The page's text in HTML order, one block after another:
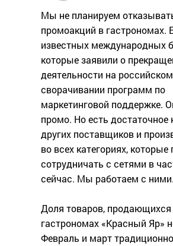
Мы не планируем
промоакций в гастрономах.
известных международных
которые заявили о
деятельности на
сворачивании программ по
маркетинговой поддержке.
промо. Но есть достаточное
других поставщиков и
во всех категориях, которые
сотрудничать с сетями в
сейчас. Мы работаем с ними.
Доля товаров, продающихся
гастрономах «Красный Яр»
Февраль и март